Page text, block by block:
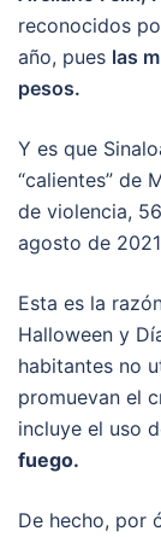
reconocidos
año, pues las
pesos.
Y es que
“calientes” de
de violencia,
agosto de
Esta es la
Halloween y
habitantes no
promuevan el
incluye el uso
fuego.
De hecho, por